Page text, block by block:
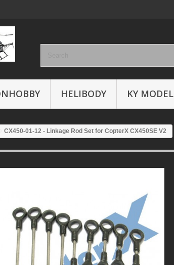
HELIBODY KY MODEL
CX450-01-12 - Linkage Rod Set for CopterX CX450SE V2